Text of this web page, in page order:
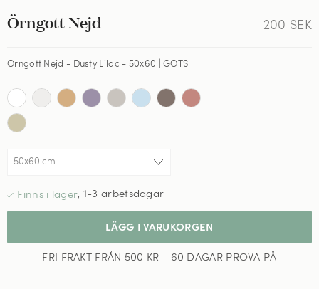
200 SEK
Örngott Nejd
Örngott Nejd - Dusty Lilac - 50x60 | GOTS
, 1-3 arbetsdagar
LÄGG I VARUKORGEN
FRI FRAKT FRÅN 500 KR - 60 DAGAR PROVA PÅ